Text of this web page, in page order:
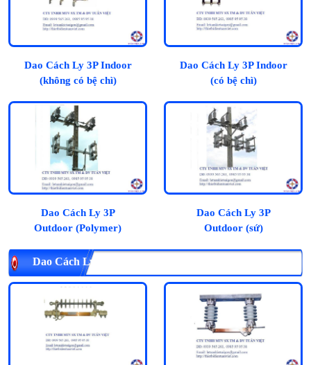
Dao Cách Ly 3P Indoor
(không có bệ chì)
Dao Cách Ly 3P Indoor
(có bệ chì)
Dao Cách Ly 3P
Outdoor (Polymer)
Dao Cách Ly 3P
Outdoor (sứ)
Dao Cách Ly 1P Outdoor :